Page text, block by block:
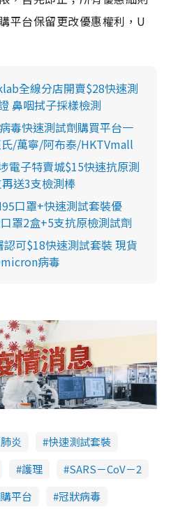
平台保留更改優惠權利，U
全線分店開賣$28快速測
鼻咽拭子採樣檢測
毒快速測試劑購買平台一
/萬寧/阿布泰/HKTVmall
電子特賣城$15快速抗原測
送3支檢測棒
口罩+快速測試套裝優
罩2盒+5支抗原檢測試劑
認可$18快速測試套裝 現貨
病毒
炎
快速測試套裝
護理
SARS－CoV－2
平台 冠狀病毒